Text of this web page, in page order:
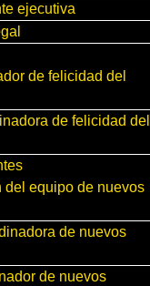
ejecutiva
de felicidad del
de felicidad del
del equipo de nuevos
de nuevos
de nuevos